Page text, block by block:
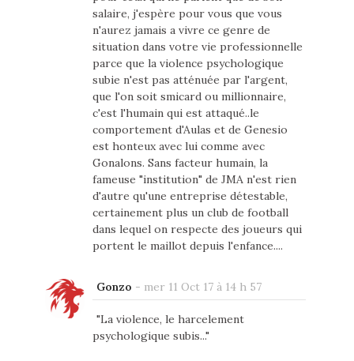
salaire, j'espère pour vous que vous
n'aurez jamais a vivre ce genre de
situation dans votre vie professionnelle
parce que la violence psychologique
subie n'est pas atténuée par l'argent,
que l'on soit smicard ou millionnaire,
c'est l'humain qui est attaqué..le
comportement d'Aulas et de Genesio
est honteux avec lui comme avec
Gonalons. Sans facteur humain, la
fameuse "institution" de JMA n'est rien
d'autre qu'une entreprise détestable,
certainement plus un club de football
dans lequel on respecte des joueurs qui
portent le maillot depuis l'enfance....
Gonzo - mer 11 Oct 17 à 14 h 57
"La violence, le harcelement
psychologique subis..."